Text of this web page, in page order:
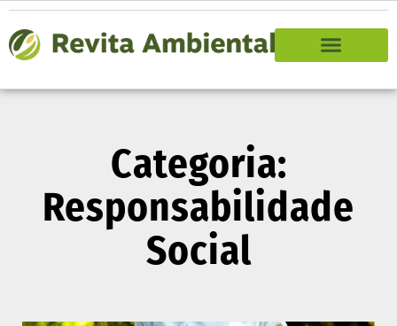
Categoria:
Responsabilidade
Social